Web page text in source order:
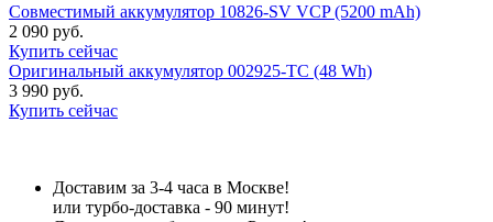
Совместимый аккумулятор 10826-SV VCP (5200 mAh)
2 090 руб.
Купить сейчас
Оригинальный аккумулятор 002925-TC (48 Wh)
3 990 руб.
Купить сейчас
Доставим за 3-4 часа в Москве!
или турбо-доставка - 90 минут!